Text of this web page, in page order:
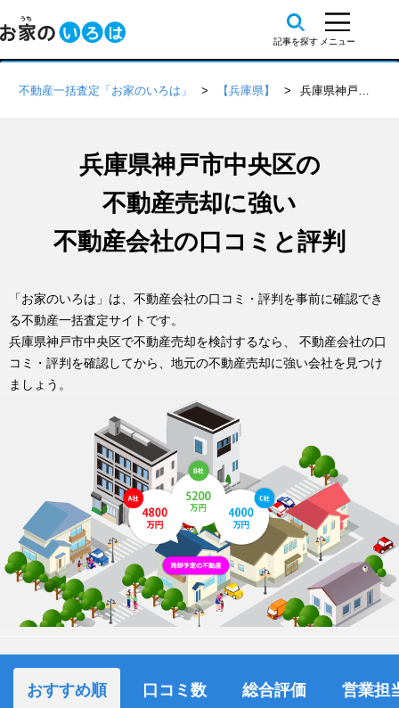
不動産一括査定「お家のいろは」 【兵庫県】 兵庫県神戸市中央区の不動産会社 口コミ・評判一覧
兵庫県神戸市中央区の
不動産売却に強い
不動産会社の口コミと評判
「お家のいろは」は、不動産会社の口コミ・評判を事前に確認でき
る不動産一括査定サイトです。
兵庫県神戸市中央区で不動産売却を検討するなら、 不動産会社の口
コミ・評判を確認してから、地元の不動産売却に強い会社を見つけ
ましょう。
おすすめ順 口コミ数 総合評価 営業担